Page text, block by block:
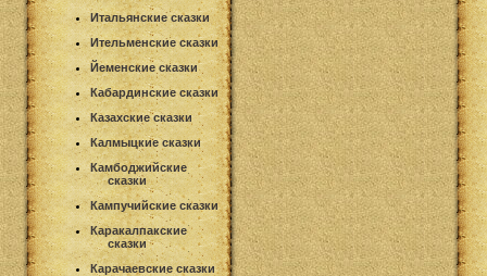
Итальянские сказки
Ительменские сказки
Йеменские сказки
Кабардинские сказки
Казахские сказки
Калмыцкие сказки
Камбоджийские
сказки
Кампучийские сказки
Каракалпакские
сказки
Карачаевские сказки